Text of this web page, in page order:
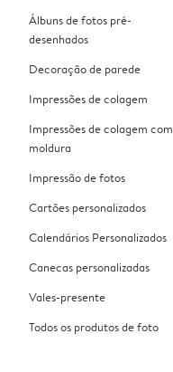
Álbuns de fotos pré-
desenhados
Decoração de parede
Impressões de colagem
Impressões de colagem com
moldura
Impressão de fotos
Cartões personalizados
Calendários Personalizados
Canecas personalizadas
Vales-presente
Todos os produtos de foto